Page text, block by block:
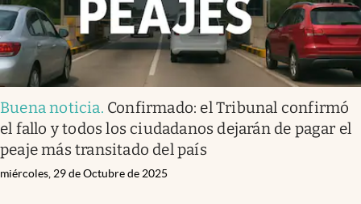
Buena noticia. Confirmado: el Tribunal confirmó
el fallo y todos los ciudadanos dejarán de pagar el
peaje más transitado del país
miércoles, 29 de Octubre de 2025